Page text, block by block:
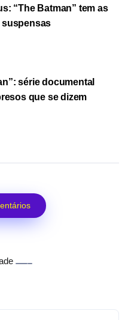
“The Batman” tem as
série documental
que se dizem